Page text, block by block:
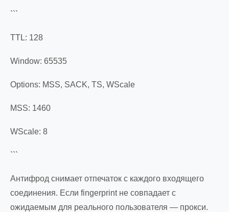
```
TTL: 128
Window: 65535
Options: MSS, SACK, TS, WScale
MSS: 1460
WScale: 8
```
Антифрод снимает отпечаток с каждого входящего
соединения. Если fingerprint не совпадает с
ожидаемым для реального пользователя — прокси.